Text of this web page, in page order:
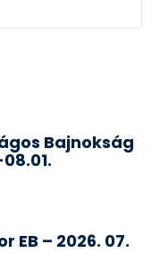
Bajnokság
EB – 2026. 07.